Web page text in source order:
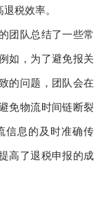
税效率。
团队总结了一些常
如，为了避免报关
的问题，团队会在
免物流时间链断裂
信息的及时准确传
高了退税申报的成